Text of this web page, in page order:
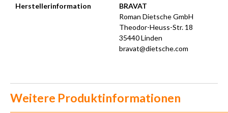
Herstellerinformation
BRAVAT
Roman Dietsche GmbH
Theodor-Heuss-Str. 18
35440 Linden
bravat@dietsche.com
Weitere Produktinformationen